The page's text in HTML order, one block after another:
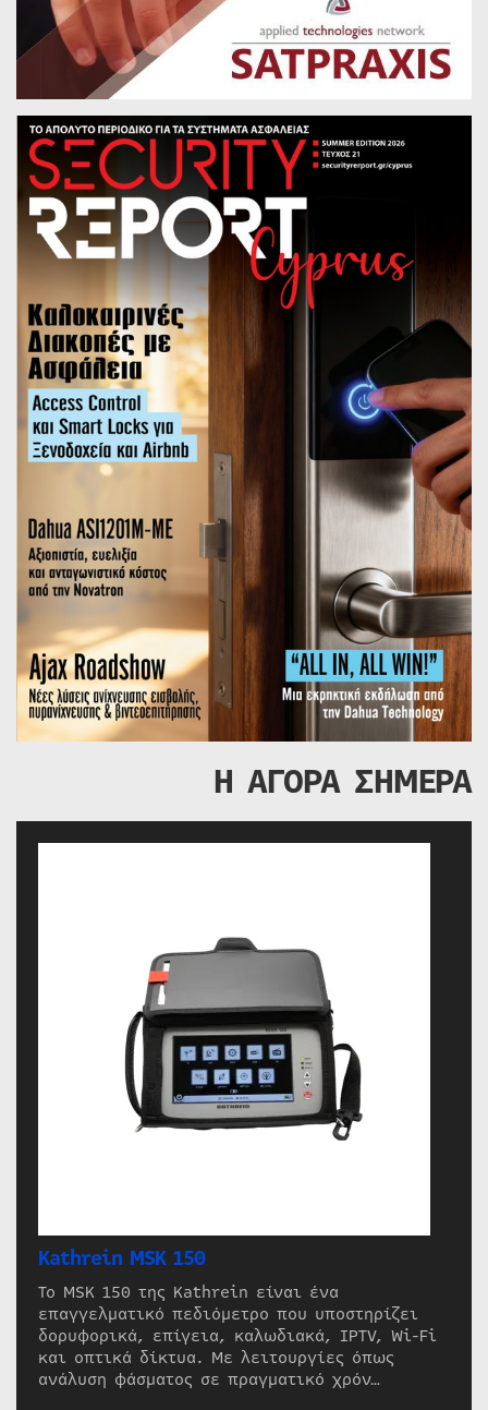
Η ΑΓΟΡΑ ΣΗΜΕΡΑ
Kathrein MSK 150
Το MSK 150 της Kathrein είναι ένα
επαγγελματικό πεδιόμετρο που υποστηρίζει
δορυφορικά, επίγεια, καλωδιακά, IPTV, Wi-Fi
και οπτικά δίκτυα. Με λειτουργίες όπως
ανάλυση φάσματος σε πραγματικό χρόν…